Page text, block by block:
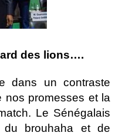
des lions….
dans un contraste
nos promesses et la
Le Sénégalais
du brouhaha et de